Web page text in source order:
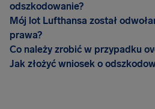
odszkodowanie?
Mój lot Lufthansa został
prawa?
Co należy zrobić w przypadku
Jak złożyć wniosek o